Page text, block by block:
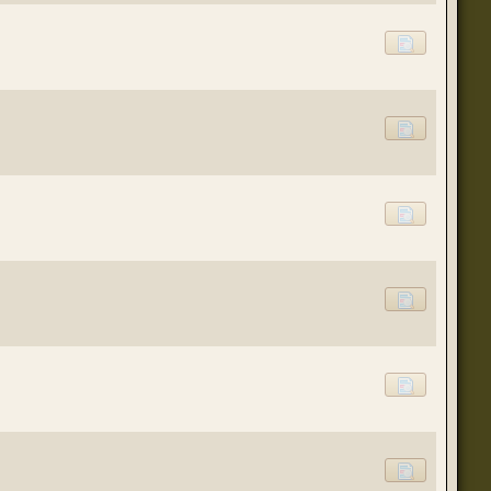
(20 августа 2023 - 08:09 )
(16 мая 2023 - 12:14 )
(07 апреля 2023 - 10:04 )
(07 апреля 2023 - 02:22 )
(01 апреля 2023 - 12:21 )
(01 апреля 2023 - 12:00 )
(31 марта 2023 - 05:51 )
(29 марта 2023 - 11:11 )
(23 марта 2023 - 02:58 )
временного складирования переводов.
(21 марта 2023 - 09:01 )
(05 октября 2022 - 10:30 )